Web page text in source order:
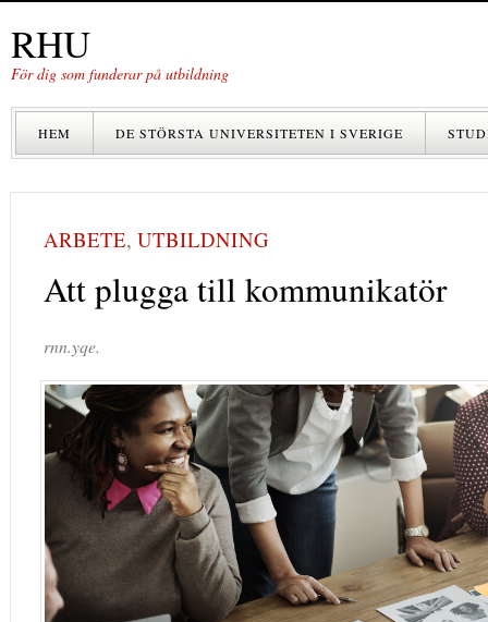
RHU
För dig som funderar på utbildning
HEM DE STÖRSTA UNIVERSITETEN I SVERIGE
ARBETE, UTBILDNING
Att plugga till kommunikatör
rnn.yqe.